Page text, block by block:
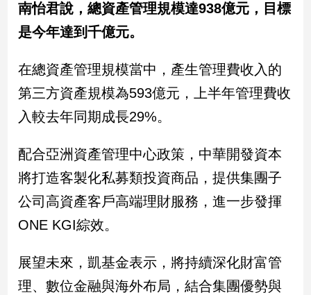
南怡君說，總資產管理規模達938億元，目標
是今年達到千億元。
在總資產管理規模當中，產生管理費收入的
第三方資產規模為593億元，上半年管理費收
入較去年同期成長29%。
配合亞洲資產管理中心政策，中華開發資本
將打造客製化私募類投資商品，提供集團子
公司高資產客戶高端理財服務，進一步發揮
ONE KGI綜效。
展望未來，凱基金表示，將持續深化財富管
理、數位金融與海外布局，結合集團優勢與